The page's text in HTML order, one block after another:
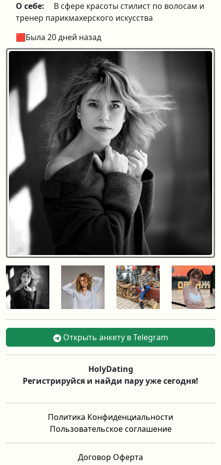
О себе:
В сфере красоты стилист по волосам и
тренер парикмахерского искусства
🟥Была 20 дней назад
Открыть анкету в Telegram
Политика Конфиденциальности
Пользовательское соглашение
HolyDating
Регистрируйся и найди пару уже сегодня!
Договор Оферта